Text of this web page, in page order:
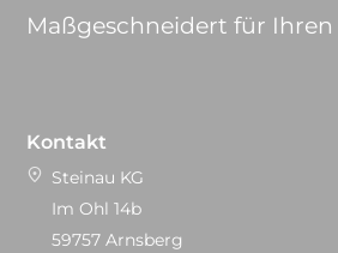
Maßgeschneidert für Ihren
Kontakt
Steinau KG
Im Ohl 14b
59757 Arnsberg